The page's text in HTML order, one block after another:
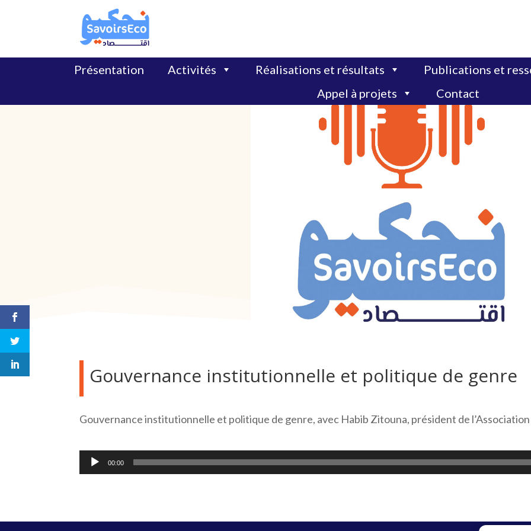
Présentation Activités Réalisations et résultats Publications et
Appel à projets
Contact
Gouvernance institutionnelle et politique de genre
Gouvernance institutionnelle et politique de genre, avec Habib Zitouna, président de
Lecteur
audio
00:00